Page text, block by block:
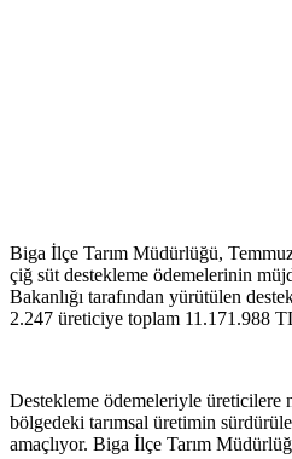
Biga İlçe Tarım Müdürlüğü,
çiğ süt destekleme ödemelerinin
Bakanlığı tarafından yürütülen
2.247 üreticiye toplam 11.171.988
Destekleme ödemeleriyle üreticilere
bölgedeki tarımsal üretimin
amaçlıyor. Biga İlçe Tarım